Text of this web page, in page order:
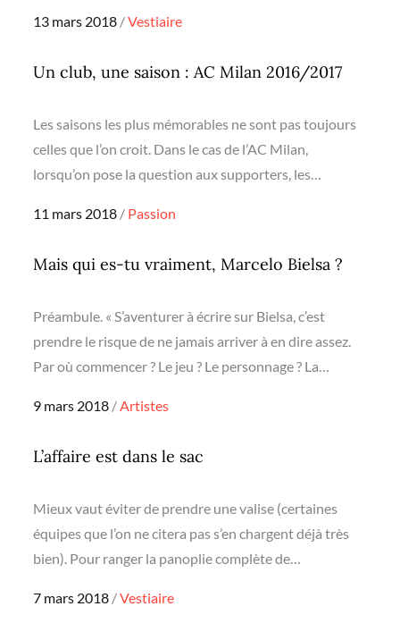
Posted
13 mars 2018 Vestiaire
Un club, une saison : AC Milan 2016/2017
Les saisons les plus mémorables ne sont pas toujours
celles que l’on croit. Dans le cas de l’AC Milan,
lorsqu’on pose la question aux supporters, les…
Posted
11 mars 2018 Passion
Mais qui es-tu vraiment, Marcelo Bielsa ?
Préambule. « S’aventurer à écrire sur Bielsa, c’est
prendre le risque de ne jamais arriver à en dire assez.
Par où commencer ? Le jeu ? Le personnage ? La…
Posted
9 mars 2018 Artistes
L’affaire est dans le sac
Mieux vaut éviter de prendre une valise (certaines
équipes que l’on ne citera pas s’en chargent déjà très
bien). Pour ranger la panoplie complète de…
Posted
7 mars 2018 Vestiaire